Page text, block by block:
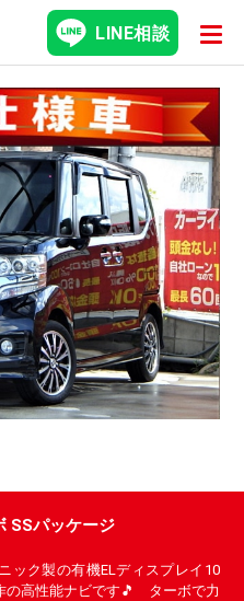
LINE相談
パッケージ
ック製の有機ELディスプレイ10
の高性能ナビです🎵 ターボで力